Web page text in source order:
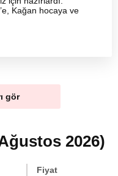
Kağan hocaya ve
gör
2026)
Fiyat